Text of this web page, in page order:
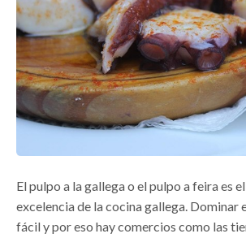
El pulpo a la gallega o el pulpo a feira es
excelencia de la cocina gallega. Dominar
fácil y por eso hay comercios como las